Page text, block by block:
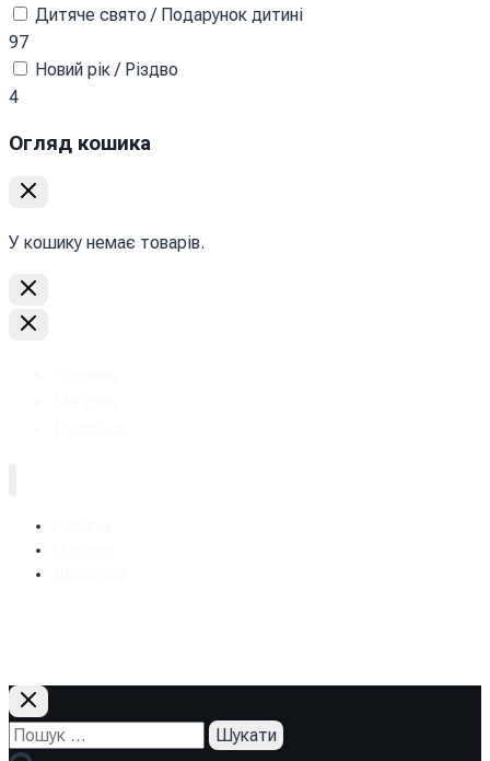
Дитяче свято / Подарунок дитині
97
Новий рік / Різдво
4
Огляд кошика
У кошику немає товарів.
Пошук: